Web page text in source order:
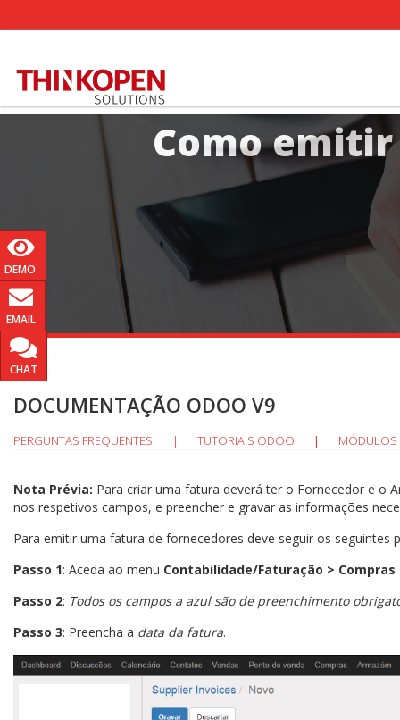
DEMO
EMAIL
CHAT
Como
DOCUMENTAÇÃO ODOO V9
PERGUNTAS FREQUENTES | TUTORIAIS ODOO | MÓDULOS
Nota Prévia: Para criar uma fatura deverá ter o Fornecedor e o
nos respetivos campos, e preencher e gravar as informações
Para emitir uma fatura de fornecedores deve seguir os seguintes
Passo 1: Aceda ao menu Contabilidade/Faturação >
Passo 2: Todos os campos a azul são de preenchimento
Passo 3: Preencha a data da fatura.